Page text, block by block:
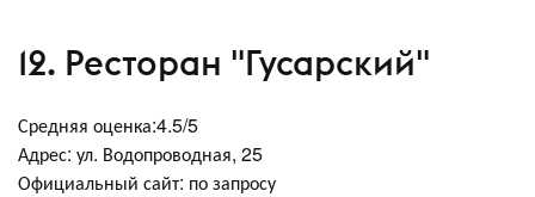
12. Ресторан "Гусарский"
Средняя оценка:4.5/5
Адрес: ул. Водопроводная, 25
Официальный сайт: по запросу